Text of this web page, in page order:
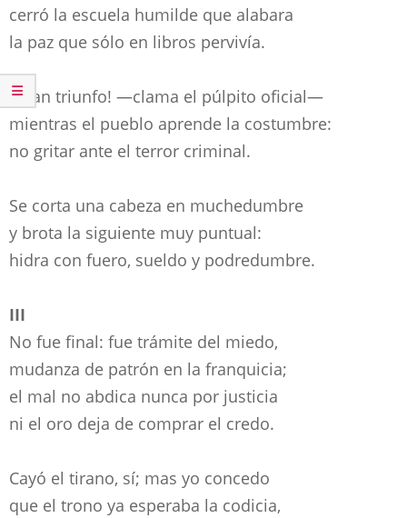
cerró la escuela humilde que alabara
la paz que sólo en libros pervivía.
¡Gran triunfo! —clama el púlpito oficial—
mientras el pueblo aprende la costumbre:
no gritar ante el terror criminal.
Se corta una cabeza en muchedumbre
y brota la siguiente muy puntual:
hidra con fuero, sueldo y podredumbre.
III
No fue final: fue trámite del miedo,
mudanza de patrón en la franquicia;
el mal no abdica nunca por justicia
ni el oro deja de comprar el credo.
Cayó el tirano, sí; mas yo concedo
que el trono ya esperaba la codicia,